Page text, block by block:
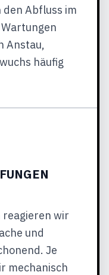
Abfluss im
Anstau,
häufig
reagieren wir
und
Je
mechanisch